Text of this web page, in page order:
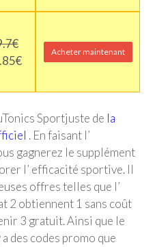
Acheter maintenant
Sportjuste de la
. En faisant l’
gagnerez le supplément
l’ efficacité sportive. Il
offres telles que l’
2 obtiennent 1 sans coût
3 gratuit. Ainsi que le
des codes promo que